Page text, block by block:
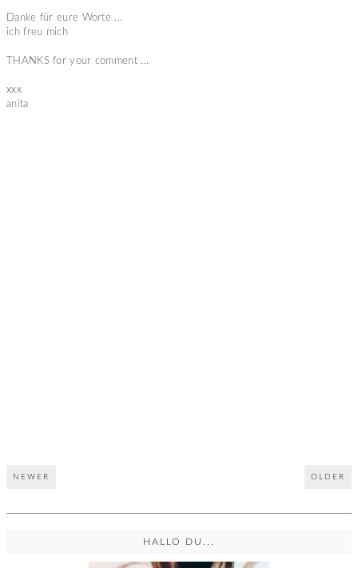
Danke für eure Worte ...
ich freu mich
THANKS for your comment ...
xxx
anita
NEWER OLDER
HALLO DU...